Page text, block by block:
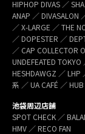
HIPHOP DIVAS ／
ANAP ／ DIVASALON
／ X-LARGE ／ THE
／ DOPESTER ／
／ CAP COLLECTOR
UNDEFEATED
HESHDAWGZ ／ LHP
系 ／ UA CAFÉ ／
池袋周辺店舗
SPOT CHECK ／
HMV ／ RECO FAN